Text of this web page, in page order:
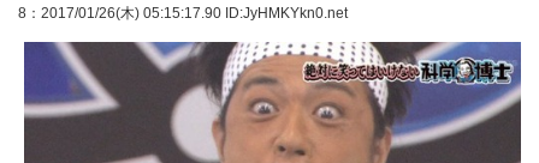
8 ：2017/01/26(木) 05:15:17.90 ID:JyHMKYkn0.net